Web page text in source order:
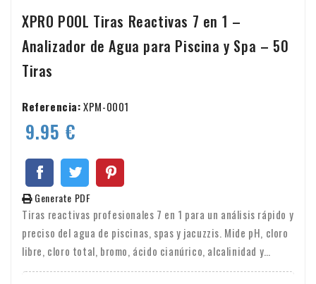
XPRO POOL Tiras Reactivas 7 en 1 –
Analizador de Agua para Piscina y Spa – 50
Tiras
Referencia:XPM-0001
9.95 €
Generate PDF
Tiras reactivas profesionales 7 en 1 para un análisis rápido y
preciso del agua de piscinas, spas y jacuzzis. Mide pH, cloro
libre, cloro total, bromo, ácido cianúrico, alcalinidad y
dureza en aproximadamente 30 segundos.